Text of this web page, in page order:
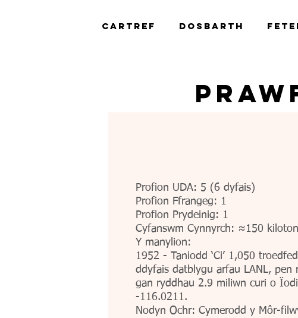
CARTREF DOSBARTH
Profion UDA: 5 (6 dyfais)
Profion Ffrangeg: 1
Profion Prydeinig: 1
Cyfanswm Cynnyrch: ≈150
Y manylion:
1952 - Taniodd ‘Ci’ 1,050
ddyfais datblygu arfau LANL, pen
gan ryddhau 2.9 miliwn curi o
-116.0211.
Nodyn Ochr: Cymerodd y Môr-